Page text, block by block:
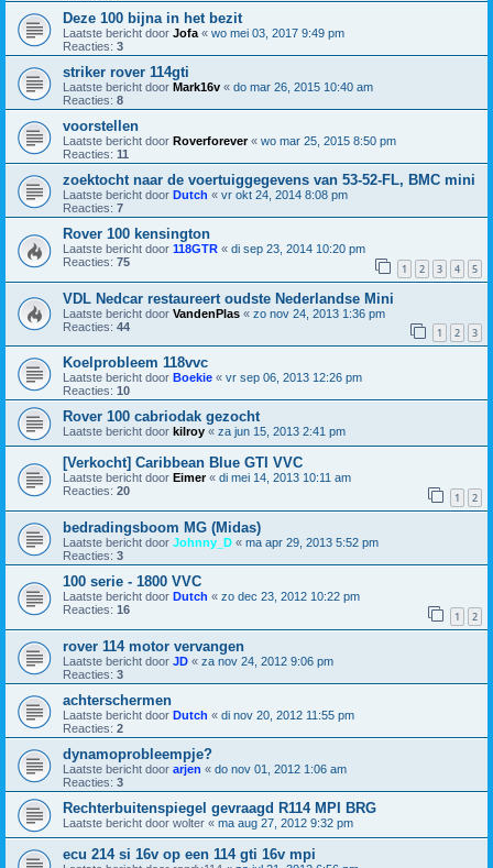
Deze 100 bijna in het bezit
Laatste bericht door Jofa « wo mei 03, 2017 9:49 pm
Reacties: 3
striker rover 114gti
Laatste bericht door Mark16v « do mar 26, 2015 10:40 am
Reacties: 8
voorstellen
Laatste bericht door Roverforever« wo mar 25, 2015 8:50 pm
Reacties: 11
zoektocht naar de voertuiggegevens van 53-52-FL, BMC mini
Laatste bericht door Dutch « vr okt 24, 2014 8:08 pm
Reacties: 7
Rover 100 kensington
Laatste bericht door 118GTR « di sep 23, 2014 10:20 pm
Reacties: 75 1 2 3 4 5
VDL Nedcar restaureert oudste Nederlandse Mini
Laatste bericht door VandenPlas « zo nov 24, 2013 1:36 pm
Reacties: 44 1 2 3
Koelprobleem 118vvc
Laatste bericht door Boekie « vr sep 06, 2013 12:26 pm
Reacties: 10
Rover 100 cabriodak gezocht
Laatste bericht door kilroy « za jun 15, 2013 2:41 pm
[Verkocht] Caribbean Blue GTI VVC
Laatste bericht door Eimer« di mei 14, 2013 10:11 am
Reacties: 20 1 2
bedradingsboom MG (Midas)
Laatste bericht door Johnny_D « ma apr 29, 2013 5:52 pm
Reacties: 3
100 serie - 1800 VVC
Laatste bericht door Dutch « zo dec 23, 2012 10:22 pm
Reacties: 16 1 2
rover 114 motor vervangen
Laatste bericht door JD « za nov 24, 2012 9:06 pm
Reacties: 3
achterschermen
Laatste bericht door Dutch « di nov 20, 2012 11:55 pm
Reacties: 2
dynamoprobleempje?
Laatste bericht door arjen « do nov 01, 2012 1:06 am
Reacties: 3
Rechterbuitenspiegel gevraagd R114 MPI BRG
Laatste bericht door wolter « ma aug 27, 2012 9:32 pm
ecu 214 si 16v op een 114 gti 16v mpi